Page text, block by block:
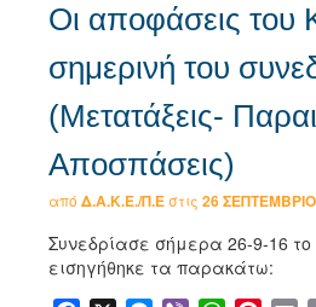
Οι αποφάσεις
σημερινή του
(Μετατάξεις-
Αποσπάσεις)
από Δ.Α.Κ.Ε./Π.Εστις 26
Συνεδρίασε σήμερα 26-9-16 το
εισηγήθηκε τα παρακάτω: